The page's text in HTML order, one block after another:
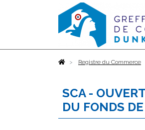
AccueilRegistre du Commerce
SCA -
DU FONDS